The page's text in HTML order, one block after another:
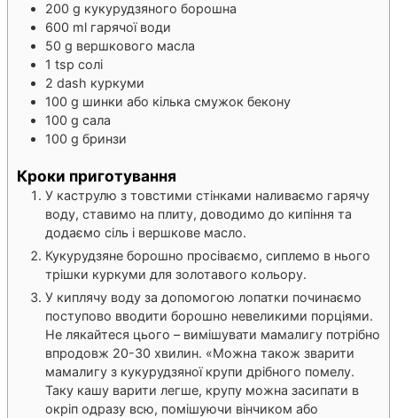
200 g кукурудзяного борошна
600 ml гарячої води
50 g вершкового масла
1 tsp солі
2 dash куркуми
100 g шинки або кілька смужок бекону
100 g сала
100 g бринзи
Кроки приготування
У каструлю з товстими стінками наливаємо гарячу
воду, ставимо на плиту, доводимо до кипіння та
додаємо сіль і вершкове масло.
Кукурудзяне борошно просіваємо, сиплемо в нього
трішки куркуми для золотавого кольору.
У киплячу воду за допомогою лопатки починаємо
поступово вводити борошно невеликими порціями.
Не лякайтеся цього – вимішувати мамалигу потрібно
впродовж 20-30 хвилин. «Можна також зварити
мамалигу з кукурудзяної крупи дрібного помелу.
Таку кашу варити легше, крупу можна засипати в
окріп одразу всю, помішуючи вінчиком або